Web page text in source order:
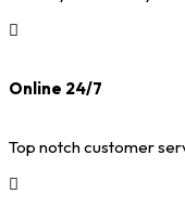
Online 24/7
Top notch customer